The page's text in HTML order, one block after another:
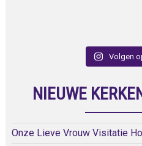
Volgen
NIEUWE
Onze Lieve Vrouw Visitatie